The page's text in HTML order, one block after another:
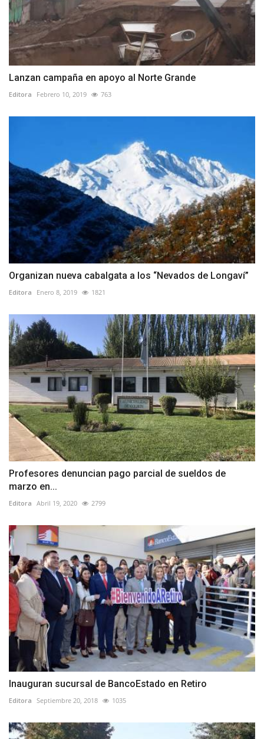
Lanzan campaña en apoyo al Norte Grande
Editora Febrero 10, 2019 763
Organizan nueva cabalgata a los “Nevados de Longaví”
Editora Enero 8, 2019 1821
Profesores denuncian pago parcial de sueldos de
marzo en...
Editora Abril 19, 2020 2799
Inauguran sucursal de BancoEstado en Retiro
Editora Septiembre 20, 2018 1035